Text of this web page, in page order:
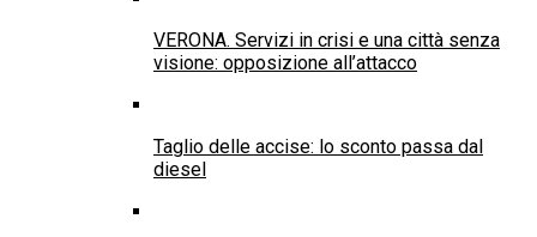
VERONA. Servizi in crisi e una città senza
visione: opposizione all’attacco
Taglio delle accise: lo sconto passa dal
diesel